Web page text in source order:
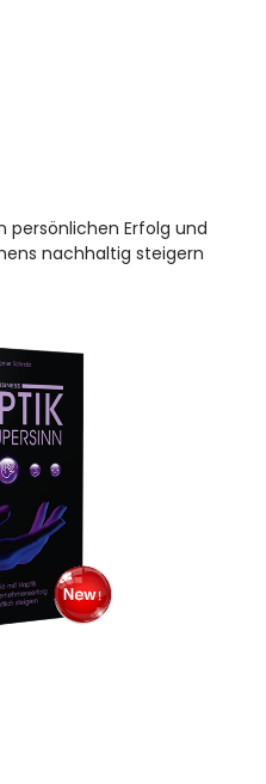
persönlichen Erfolg und
nachhaltig steigern